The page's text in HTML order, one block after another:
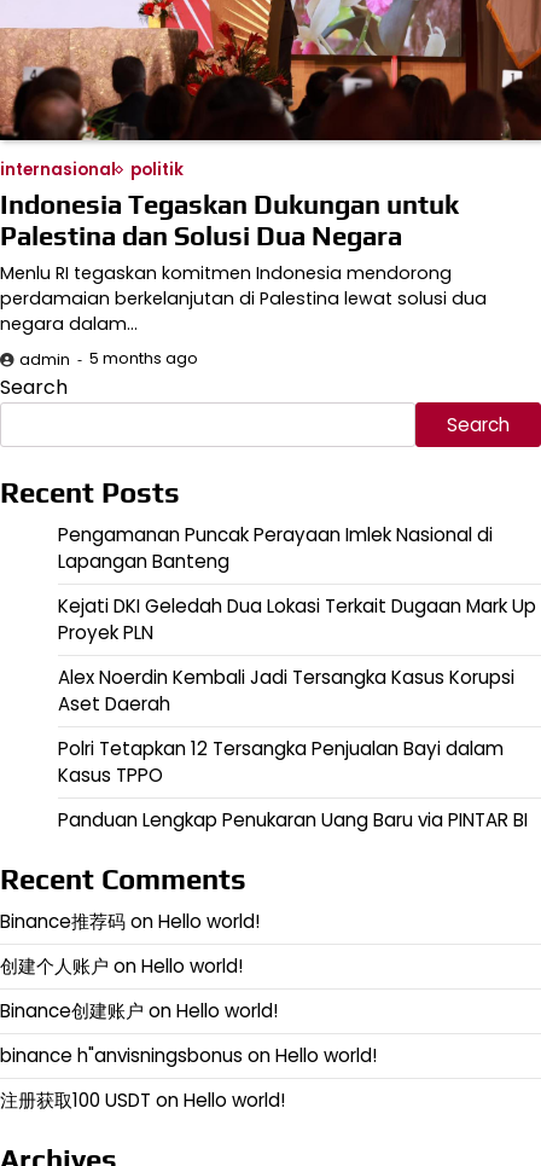
internasional politik
Indonesia Tegaskan Dukungan untuk
Palestina dan Solusi Dua Negara
Menlu RI tegaskan komitmen Indonesia mendorong
perdamaian berkelanjutan di Palestina lewat solusi dua
negara dalam…
admin 5 months ago
Search
Search
Recent Posts
Pengamanan Puncak Perayaan Imlek Nasional di
Lapangan Banteng
Kejati DKI Geledah Dua Lokasi Terkait Dugaan Mark Up
Proyek PLN
Alex Noerdin Kembali Jadi Tersangka Kasus Korupsi
Aset Daerah
Polri Tetapkan 12 Tersangka Penjualan Bayi dalam
Kasus TPPO
Panduan Lengkap Penukaran Uang Baru via PINTAR BI
Recent Comments
Binance推荐码onHello world!
创建个人账户 onHello world!
Binance创建账户 onHello world!
binance h"anvisningsbonus onHello world!
注册获取100 USDT onHello world!
Archives